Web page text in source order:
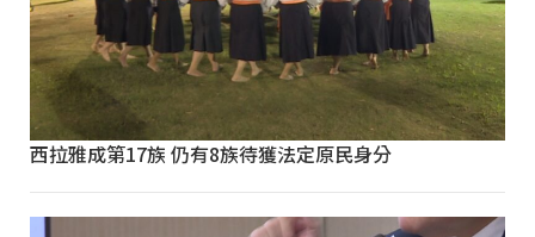
西拉雅成第17族 仍有8族待獲法定原民身分